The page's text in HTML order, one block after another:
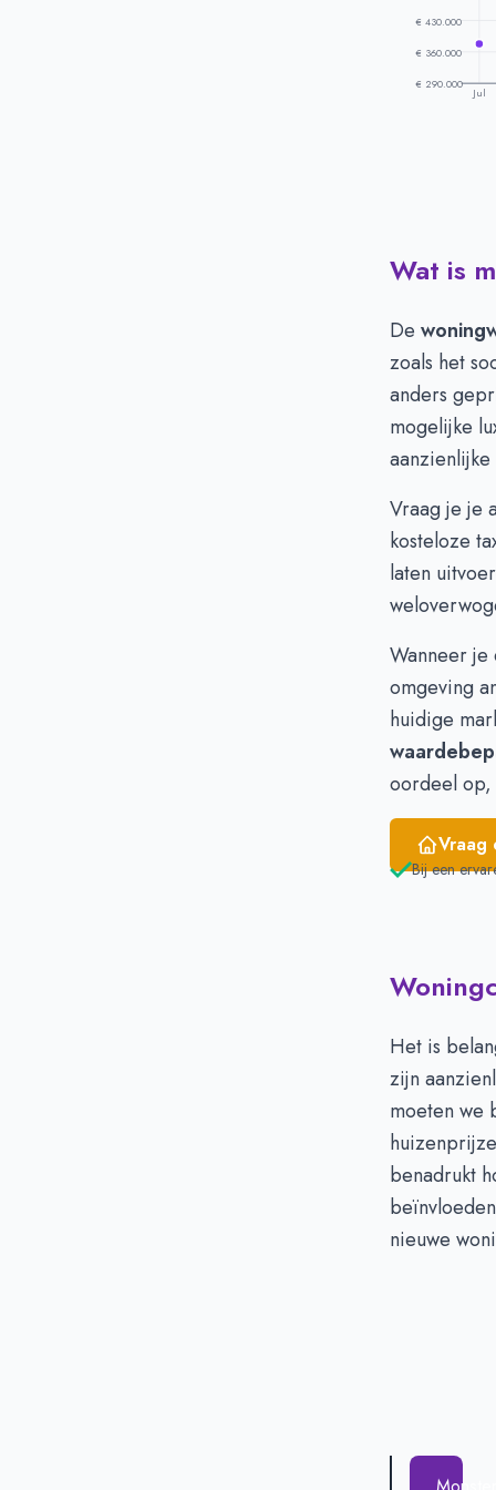
€ 430.000
€ 360.000
€ 290.000
Jul
Juli
Augustus
September
Oktober
November
December
Februari
Maart
April
Mei
Wat is
De
zoals het
anders
mogelijke
Vraag je je
kosteloze
laten
Wanneer je
omgeving
huidige
oordeel op,
Vraag
Bij een
Het is
zijn
moeten we
benadrukt
nieuwe